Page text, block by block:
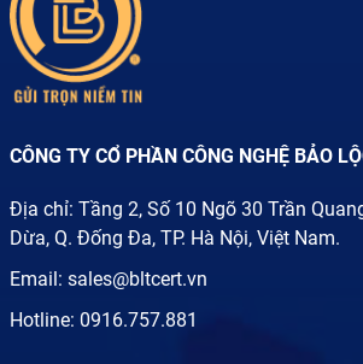
CÔNG TY CỔ PHẦN CÔNG NGHỆ BẢO
Địa chỉ: Tầng 2, Số 10 Ngõ 30 Trần
Dừa, Q. Đống Đa, TP. Hà Nội, Việt Nam.
Email: sales@bltcert.vn
Hotline: 0916.757.881